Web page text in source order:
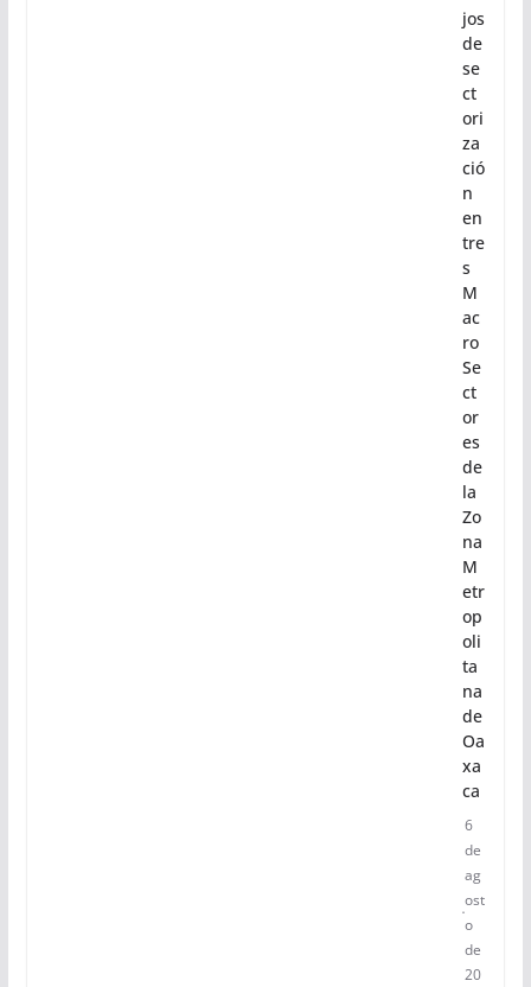
jos
de
se
ct
ori
za
ció
n
en
tre
s
M
ac
ro
Se
ct
or
es
de
la
Zo
na
M
etr
op
oli
ta
na
de
Oa
xa
ca
6
de
ag
ost
o
de
20